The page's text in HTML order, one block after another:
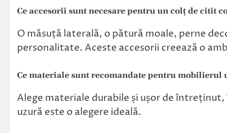
Ce accesorii sunt necesare pentru un colț de citit
O măsuță laterală, o pătură moale, perne
personalitate. Aceste accesorii creează o
Ce materiale sunt recomandate pentru mobilierul
Alege materiale durabile și ușor de
uzură este o alegere ideală.